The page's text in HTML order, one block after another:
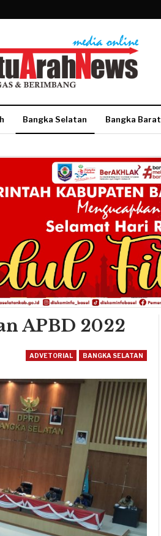
Bangka Selatan Bangka Barat
APBD 2022
ADVETORIAL BANGKA SELATAN